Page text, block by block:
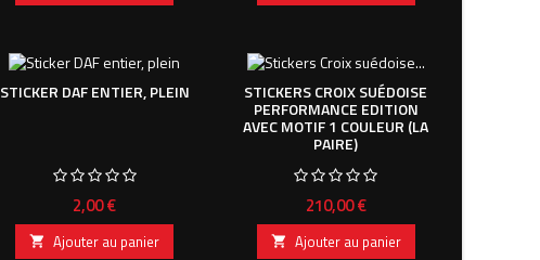
STICKER DAF ENTIER, PLEIN
Prix
2,00 €
 Ajouter au panier
STICKERS CROIX SUÉDOISE
PERFORMANCE EDITION
AVEC MOTIF 1 COULEUR (LA
PAIRE)
Prix
210,00 €
 Ajouter au panier